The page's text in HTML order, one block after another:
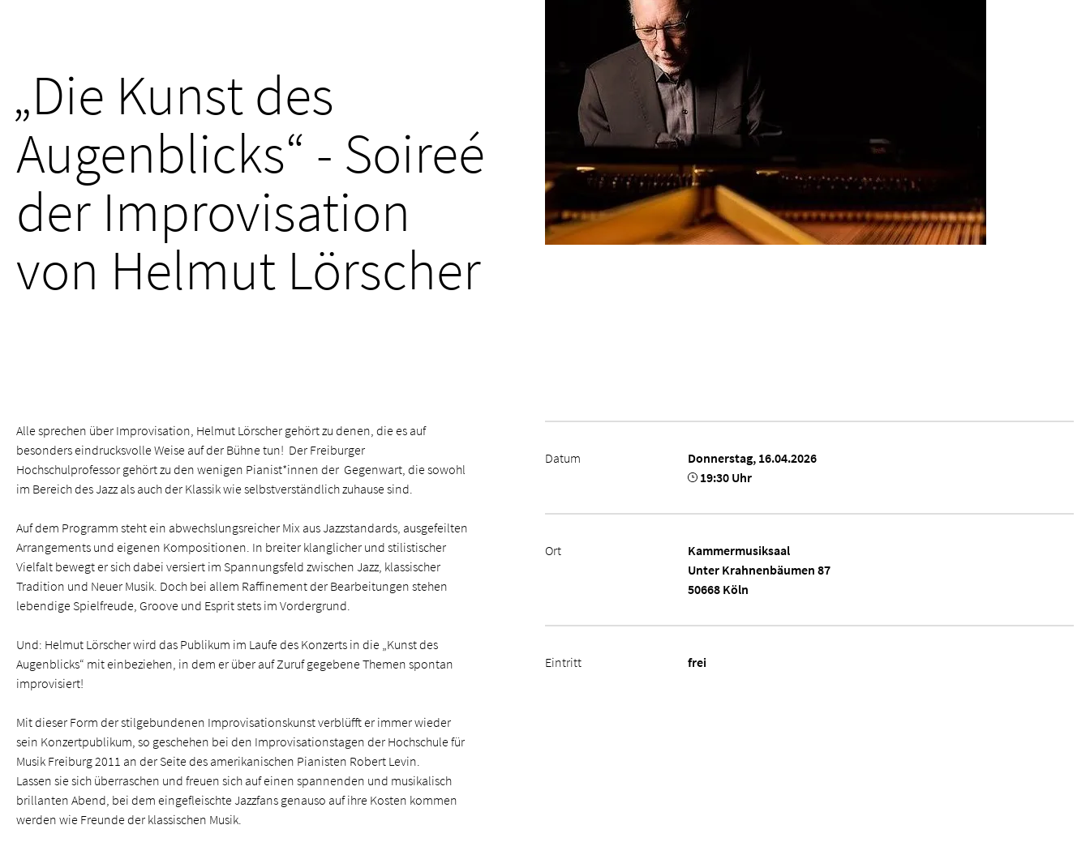
„Die Kunst des
Augenblicks“ - Soireé
der Improvisation
von Helmut Lörscher
Alle sprechen über Improvisation, Helmut Lörscher gehört zu denen, die es auf
besonders eindrucksvolle Weise auf der Bühne tun! Der Freiburger
Hochschulprofessor gehört zu den wenigen Pianist*innen der Gegenwart, die sowohl
im Bereich des Jazz als auch der Klassik wie selbstverständlich zuhause sind.
Auf dem Programm steht ein abwechslungsreicher Mix aus Jazzstandards, ausgefeilten
Arrangements und eigenen Kompositionen. In breiter klanglicher und stilistischer
Vielfalt bewegt er sich dabei versiert im Spannungsfeld zwischen Jazz, klassischer
Tradition und Neuer Musik. Doch bei allem Raffinement der Bearbeitungen stehen
lebendige Spielfreude, Groove und Esprit stets im Vordergrund.
Und: Helmut Lörscher wird das Publikum im Laufe des Konzerts in die „Kunst des
Augenblicks“ mit einbeziehen, in dem er über auf Zuruf gegebene Themen spontan
improvisiert!
Mit dieser Form der stilgebundenen Improvisationskunst verblüfft er immer wieder
sein Konzertpublikum, so geschehen bei den Improvisationstagen der Hochschule für
Musik Freiburg 2011 an der Seite des amerikanischen Pianisten Robert Levin.
Lassen sie sich überraschen und freuen sich auf einen spannenden und musikalisch
brillanten Abend, bei dem eingefleischte Jazzfans genauso auf ihre Kosten kommen
werden wie Freunde der klassischen Musik.
Datum
Donnerstag, 16.04.2026
19:30 Uhr
Ort
Kammermusiksaal
Unter Krahnenbäumen 87
50668 Köln
Eintritt frei